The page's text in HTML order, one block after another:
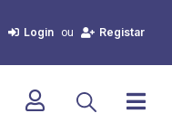
Login ou Registar